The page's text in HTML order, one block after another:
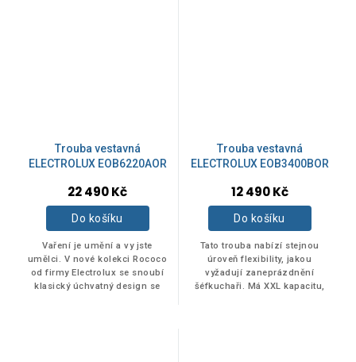
Trouba vestavná
ELECTROLUX EOB6220AOR
22 490 Kč
Do košíku
Vaření je umění a vy jste
umělci. V nové kolekci Rococo
od firmy Electrolux se snoubí
klasický úchvatný design se
Trouba vestavná
ELECTROLUX EOB3400BOR
12 490 Kč
Do košíku
Tato trouba nabízí stejnou
úroveň flexibility, jakou
vyžadují zaneprázdnění
šéfkuchaři. Má XXL kapacitu,